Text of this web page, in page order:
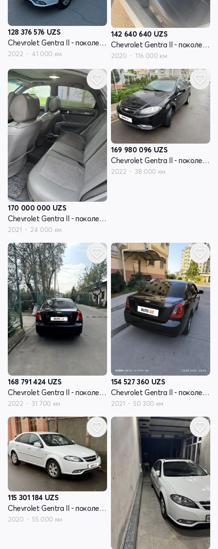
128 376 576 UZS
Chevrolet Gentra II - поколение
2022 41 000 км
142 640 640 UZS
Chevrolet Gentra II - поколение
2020 116 000 км
170 000 000 UZS
Chevrolet Gentra II - поколение
2021 24 000 км
169 980 096 UZS
Chevrolet Gentra II - поколение
2022 38 000 км
168 791 424 UZS
Chevrolet Gentra II - поколение
2022 31 700 км
154 527 360 UZS
Chevrolet Gentra II - поколение
2021 50 300 км
115 301 184 UZS
Chevrolet Gentra II - поколение
2020 55 000 км